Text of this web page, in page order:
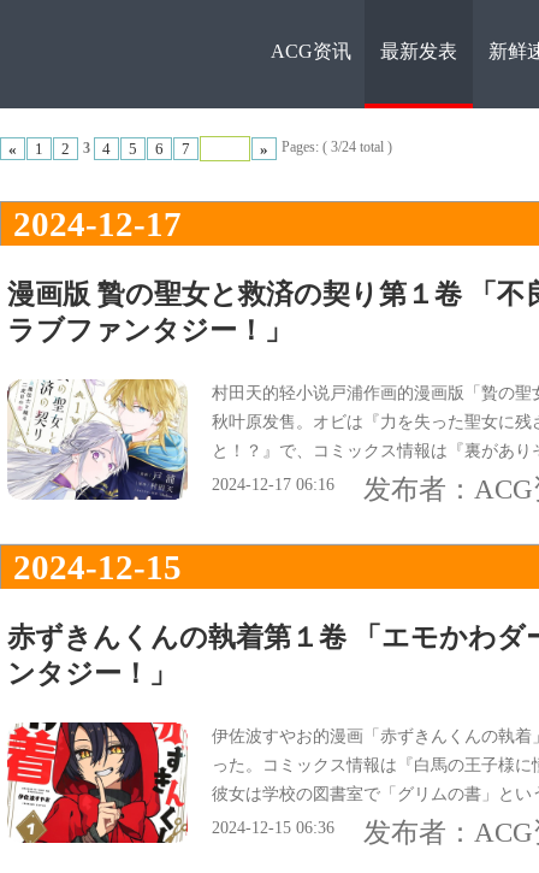
ACG资
ACG资讯 最新发表 新鲜
« 1 2 3 4 5 6 7 » Pages: ( 3/24 total )
2024-12-17
漫画版 贄の聖女と救済の契り第１卷 「不
ラブファンタジー！」
村田天的轻小说戸浦作画的漫画版「贄の
秋叶原发售。オビは『力を失った聖女に
と！？』で、コミックス情報は『裏があ
な空の聖女のラブファンタジー！』。
2024-12-17 06:16 发布者：
2024-12-15
赤ずきんくんの執着第１卷 「エモかわダ
ンタジー！」
伊佐波すやお的漫画「赤ずきんくんの執
った。コミックス情報は『白馬の王子様
彼女は学校の図書室で「グリムの書」と
裏表紙は『エモかわダークな童話×学園フ
2024-12-15 06:36 发布者：